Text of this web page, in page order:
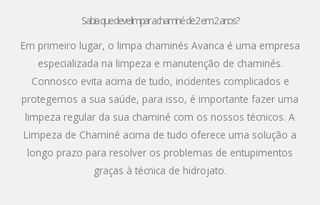
Sabia que deve limpar a chaminé de 2 em 2 anos?
Em primeiro lugar, o limpa chaminés Avanca é uma empresa
especializada na limpeza e manutenção de chaminés.
Connosco evita acima de tudo, incidentes complicados e
protegemos a sua saúde, para isso, é importante fazer uma
limpeza regular da sua chaminé com os nossos técnicos. A
Limpeza de Chaminé acima de tudo oferece uma solução a
longo prazo para resolver os problemas de entupimentos
graças à técnica de hidrojato.